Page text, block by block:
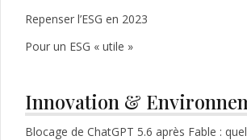
Repenser l’ESG en 2023
Pour un ESG « utile »
Innovation &
Blocage de ChatGPT 5.6 après Fable :